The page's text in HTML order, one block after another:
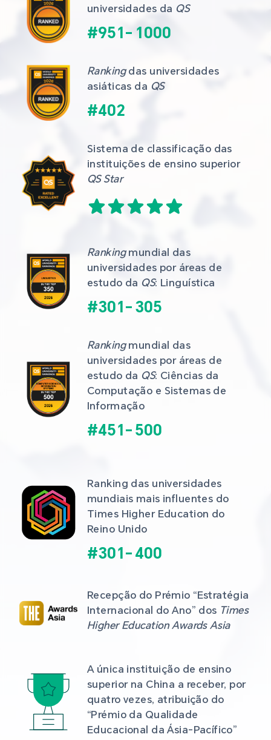
universidades da QS
#951- 1000
Ranking das universidades
asiáticas da QS
#402
Sistema de classificação das
instituições de ensino superior
QS Star
Ranking mundial das
universidades por áreas de
estudo da QS: Linguística
#301- 305
Ranking mundial das
universidades por áreas de
estudo da QS: Ciências da
Computação e Sistemas de
Informação
#451- 500
Ranking das universidades
mundiais mais influentes do
Times Higher Education do
Reino Unido
#301- 400
Recepção do Prémio “Estratégia
Internacional do Ano” dos Times
Higher Education Awards Asia
A única instituição de ensino
superior na China a receber, por
quatro vezes, atribuição do
“Prémio da Qualidade
Educacional da Ásia-Pacífico”